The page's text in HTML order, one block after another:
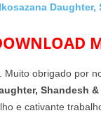
Muito obrigado por
Shandesh
e cativante